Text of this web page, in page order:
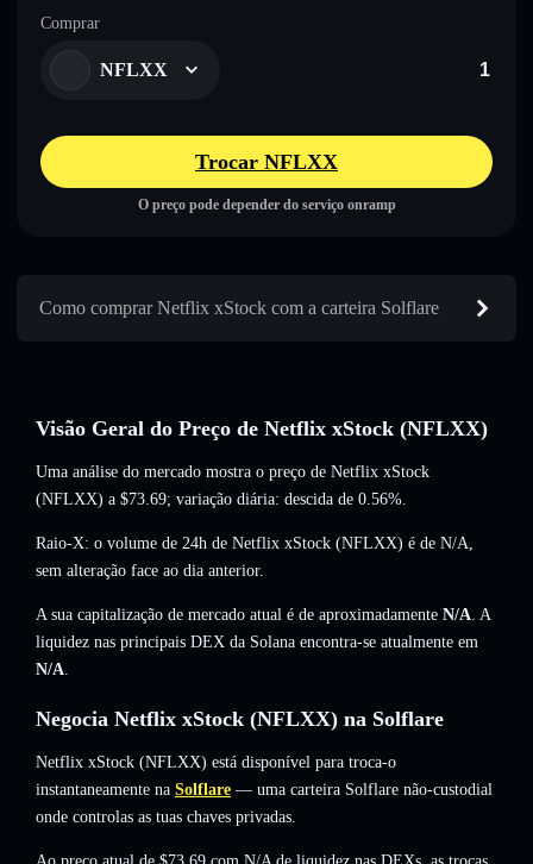
Comprar
NFLXX
Trocar NFLXX
O preço pode depender do serviço onramp
Como comprar Netflix xStock com a carteira Solflare
Visão Geral do Preço de Netflix xStock (NFLXX)
Uma análise do mercado mostra o preço de Netflix xStock
(NFLXX) a $73.69; variação diária: descida de 0.56%.
Raio-X: o volume de 24h de Netflix xStock (NFLXX) é de N/A,
sem alteração face ao dia anterior.
A sua capitalização de mercado atual é de aproximadamente N/A. A
liquidez nas principais DEX da Solana encontra-se atualmente em
N/A.
Negocia Netflix xStock (NFLXX) na Solflare
Netflix xStock (NFLXX) está disponível para troca-o
instantaneamente na Solflare — uma carteira Solflare não-custodial
onde controlas as tuas chaves privadas.